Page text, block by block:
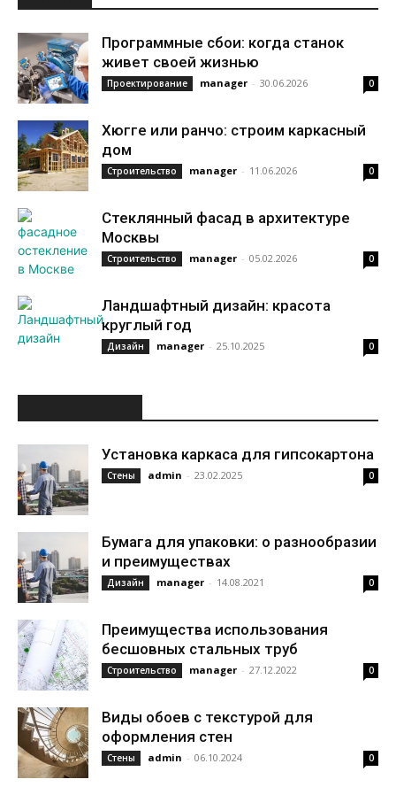
Программные сбои: когда станок
живет своей жизнью
Проектирование manager - 30.06.2026 0
Хюгге или ранчо: строим каркасный
дом
Строительство manager - 11.06.2026 0
Стеклянный фасад в архитектуре
Москвы
Строительство manager - 05.02.2026 0
Ландшафтный дизайн: красота
круглый год
Дизайн manager - 25.10.2025 0
Установка каркаса для гипсокартона
Стены admin - 23.02.2025 0
Бумага для упаковки: о разнообразии
и преимуществах
Дизайн manager - 14.08.2021 0
Преимущества использования
бесшовных стальных труб
Строительство manager - 27.12.2022 0
Виды обоев с текстурой для
оформления стен
Стены admin - 06.10.2024 0